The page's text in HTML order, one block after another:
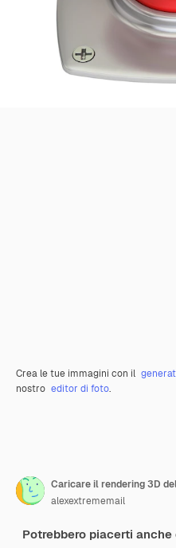
Crea le tue immagini con il
nostro editor di foto.
Caricare il rendering 3D
alexextrememail
Potrebbero piacerti